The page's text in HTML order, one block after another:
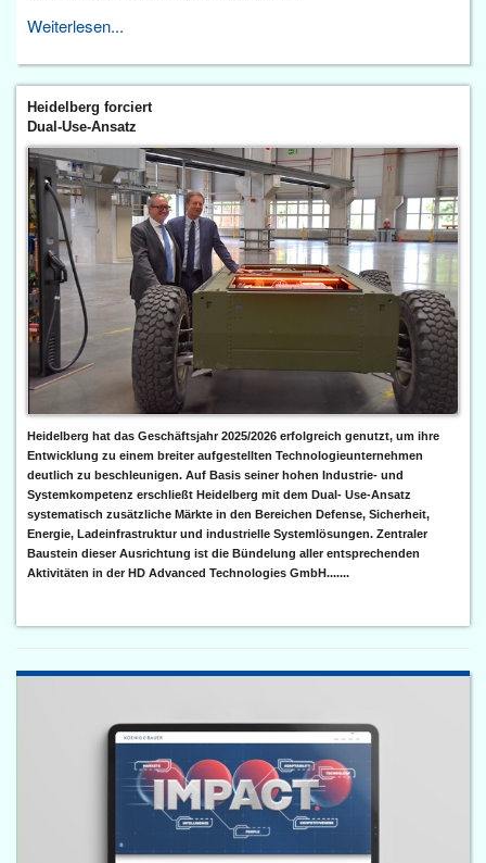
Weiterlesen...
Heidelberg forciert
Dual-Use-Ansatz
Heidelberg hat das Geschäftsjahr 2025/2026 erfolgreich genutzt, um ihre
Entwicklung zu einem breiter aufgestellten Technologieunternehmen
deutlich zu beschleunigen. Auf Basis seiner hohen Industrie- und
Systemkompetenz erschließt Heidelberg mit dem Dual- Use-Ansatz
systematisch zusätzliche Märkte in den Bereichen Defense, Sicherheit,
Energie, Ladeinfrastruktur und industrielle Systemlösungen. Zentraler
Baustein dieser Ausrichtung ist die Bündelung aller entsprechenden
Aktivitäten in der HD Advanced Technologies GmbH.......